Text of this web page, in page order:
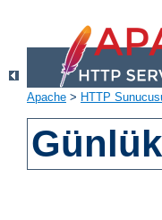
Apache > HTTP